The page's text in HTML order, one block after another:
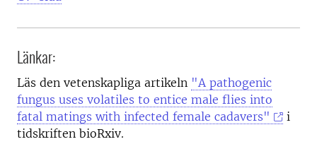
Länkar:
Läs den vetenskapliga artikeln "A pathogenic
fungus uses volatiles to entice male flies into
fatal matings with infected female cadavers"
i
tidskriften bioRxiv.